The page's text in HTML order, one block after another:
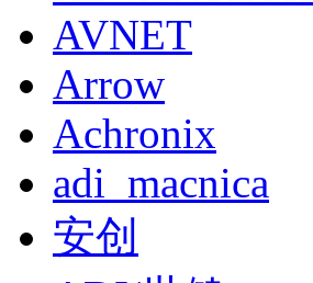
AVNET
Arrow
Achronix
adi_macnica
安创